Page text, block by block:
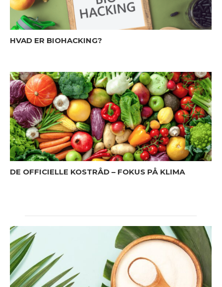
HVAD ER BIOHACKING?
DE OFFICIELLE KOSTRÅD – FOKUS PÅ KLIMA